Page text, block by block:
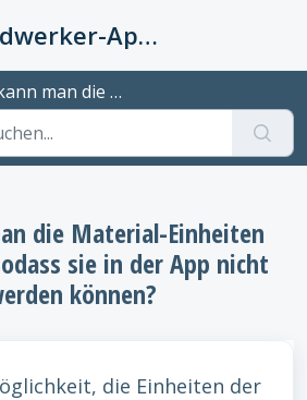
MeinHandwerker-App Info-Kiste
Material-Einheiten festlegen, sodass sie...
die Material-Einheiten
sie in der App nicht
können?
die Einheiten der